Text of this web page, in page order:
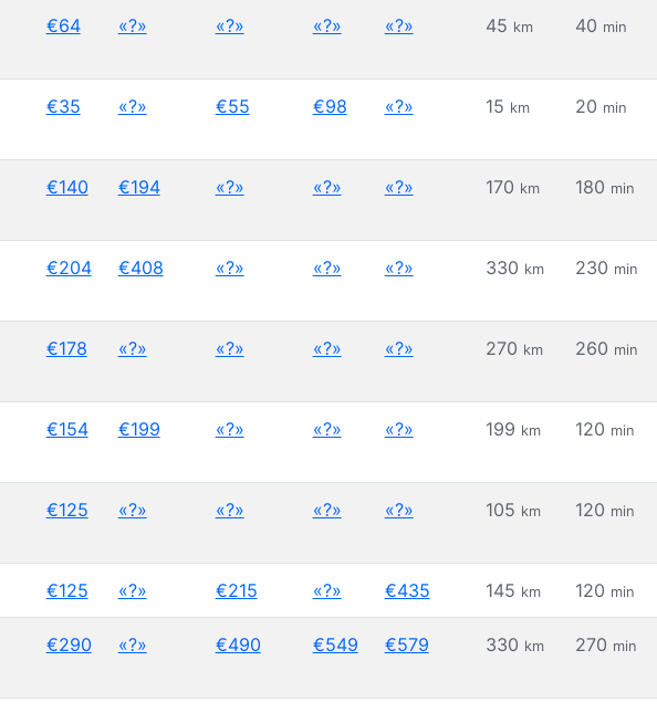
€64 «?» «?» «?» «?» 45 km 40 min
€35 «?» €55 €98 «?» 15 km 20 min
€140 €194 «?» «?» «?» 170 km 180 min
€204 €408 «?» «?» «?» 330 km 230 min
€178 «?» «?» «?» «?» 270 km 260 min
€154 €199 «?» «?» «?» 199 km 120 min
€125 «?» «?» «?» «?» 105 km 120 min
€125 «?» €215 «?» €435 145 km 120 min
€290 «?» €490 €549 €579 330 km 270 min